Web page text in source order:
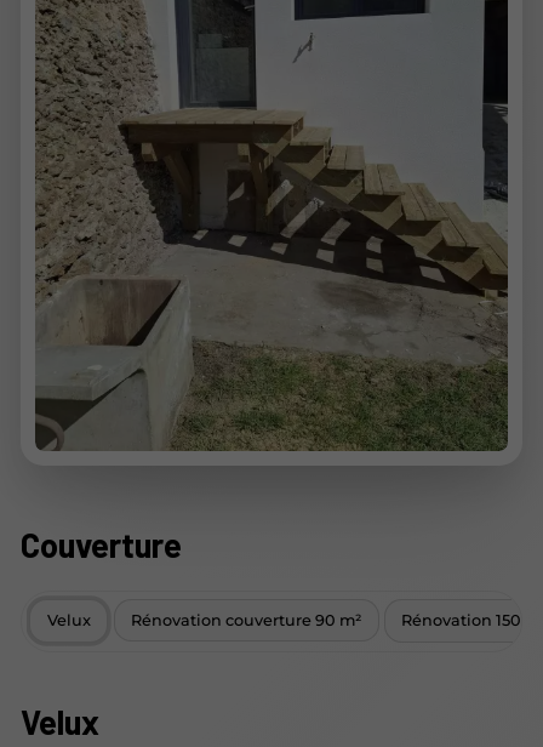
Couverture
Velux Rénovation couverture 90 m² Rénovation 150
Velux